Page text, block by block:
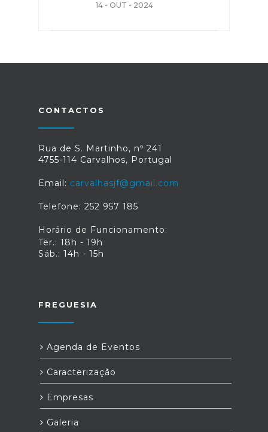
14 - OUT - 2024
CONTACTOS
Rua de S. Martinho, nº 241
4755-114 Carvalhos, Portugal
Email: carvalhasjf@gmail.com
Telefone: 252 957 185
Horário de Funcionamento:
Ter.: 18h - 19h
Sáb.: 14h - 15h
FREGUESIA
Agenda de Eventos
Caracterização
Empresas
Galeria